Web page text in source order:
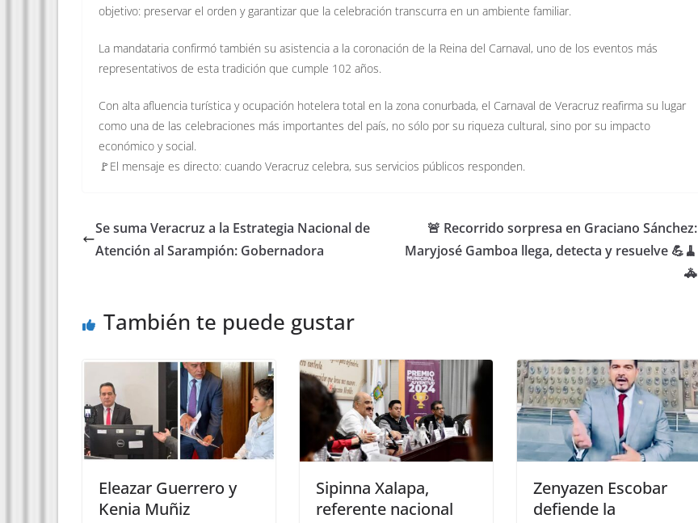
objetivo: preservar el orden y garantizar que la celebración transcurra en un ambiente familiar.
La mandataria confirmó también su asistencia a la coronación de la Reina del Carnaval, uno de los eventos más
representativos de esta tradición que cumple 102 años.
Con alta afluencia turística y ocupación hotelera total en la zona conurbada, el Carnaval de Veracruz reafirma su lugar
como una de las celebraciones más importantes del país, no sólo por su riqueza cultural, sino por su impacto
económico y social.
🚩El mensaje es directo: cuando Veracruz celebra, sus servicios públicos responden.
Se suma Veracruz a la Estrategia Nacional de
Atención al Sarampión: Gobernadora
🚨 Recorrido sorpresa en Graciano Sánchez:
Maryjosé Gamboa llega, detecta y resuelve 💪🧹
🚓
También te puede gustar
Eleazar Guerrero y
Kenia Muñiz
Sipinna Xalapa,
referente nacional
Zenyazen Escobar
defiende la